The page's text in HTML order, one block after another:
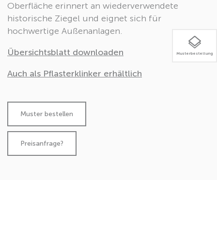
Musterbestellung
Oberfläche erinnert an wiederverwendete
historische Ziegel und eignet sich für
hochwertige Außenanlagen.
Übersichtsblatt downloaden
Auch als Pflasterklinker erhältlich
Preisanfrage?